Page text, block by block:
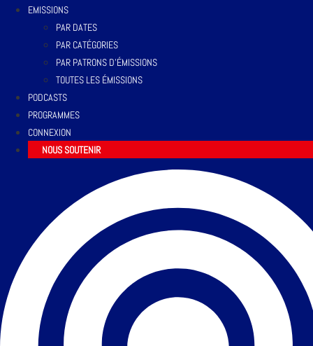
EMISSIONS
PAR DATES
PAR CATÉGORIES
PAR PATRONS D’ÉMISSIONS
TOUTES LES ÉMISSIONS
PODCASTS
PROGRAMMES
CONNEXION
NOUS SOUTENIR